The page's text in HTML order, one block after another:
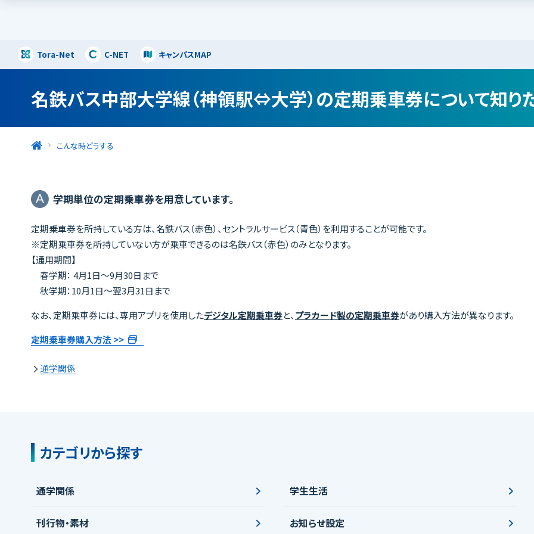
Tora-Net C-NET キャンパスMAP
名鉄バス中部大学線（神領駅⇔大学）の定期乗車券について知り
こんな時どうする
学期単位の定期乗車券を用意しています。
定期乗車券を所持している方は、名鉄バス（赤色）、セントラルサービス（青色）を利用することが可能です。
※定期乗車券を所持していない方が乗車できるのは名鉄バス（赤色）のみとなります。
【通用期間】
春学期： 4月1日～9月30日まで
秋学期：10月1日～翌3月31日まで
なお、定期乗車券には、専用アプリを使用したデジタル定期乗車券と、 プラカード製の定期乗車券があり購入方法が異なります。
定期乗車券購入方法 >>
通学関係
カテゴリから探す
通学関係 学生生活
刊行物・素材 お知らせ設定